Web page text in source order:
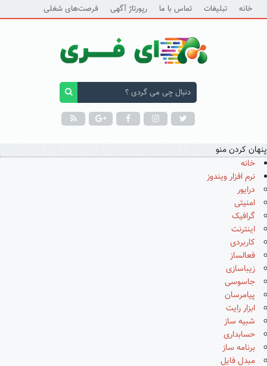
خانه تبلیغات تماس با ما رپورتاژ آگهی فرصت‌های شغلی
پنهان کردن منو
خانه
نرم افزار ویندوز
درایور
امنیتی
گرافیک
اینترنت
کاربردی
فعالساز
زیباسازی
جاسوسی
پیامرسان
ابزار رایت
شبیه ساز
حسابداری
برنامه ساز
مبدل فایل